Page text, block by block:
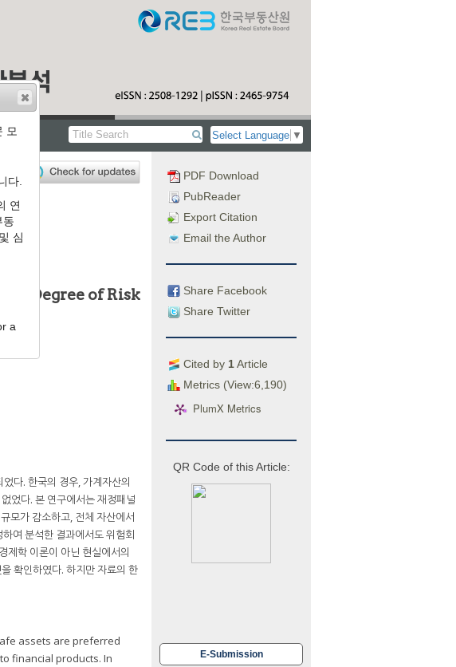
Select Language ▼
PDF Download
PubReader
Export Citation
Email the Author
Share Facebook
Share Twitter
Cited by 1Article
Metrics (View:6,190)
PlumX Metrics
QR Code of this Article:
E-Submission
Degree of Risk
다. 한국의 경우, 가계자산의
었다. 본 연구에서는 재정패널
모가 감소하고, 전체 자산에서
여 분석한 결과에서도 위험회
제학 이론이 아닌 현실에서의
확인하였다. 하지만 자료의 한
assets are preferred
financial products. In
모
다.
연
동
심
a